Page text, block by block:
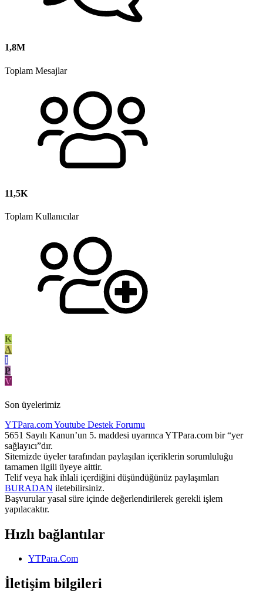
1,8M
Toplam Mesajlar
11,5K
Toplam Kullanıcılar
K
A
I
P
V
Son üyelerimiz
YTPara.comYoutube Destek Forumu
5651 Sayılı Kanun’un 5. maddesi uyarınca YTPara.com bir “yer
sağlayıcı”dır.
Sitemizde üyeler tarafından paylaşılan içeriklerin sorumluluğu
tamamen ilgili üyeye aittir.
Telif veya hak ihlali içerdiğini düşündüğünüz paylaşımları
BURADAN iletebilirsiniz.
Başvurular yasal süre içinde değerlendirilerek gerekli işlem
yapılacaktır.
Hızlı bağlantılar
YTPara.Com
İletişim bilgileri